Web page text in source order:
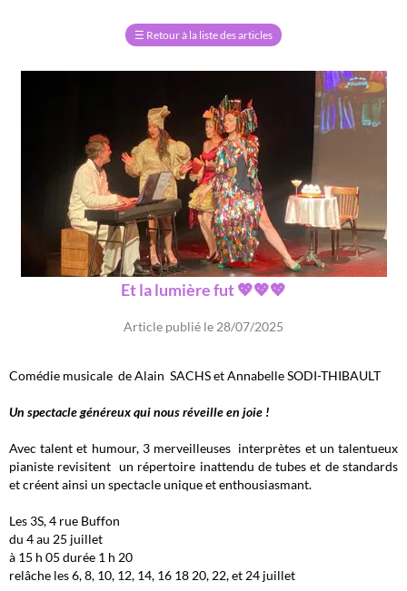
☰ Retour à la liste des articles
Et la lumière fut 💖💖💖
Article publié le 28/07/2025
Comédie musicale de Alain SACHS et Annabelle SODI-THIBAULT
Un spectacle généreux qui nous réveille en joie !
Avec talent et humour, 3 merveilleuses interprètes et un talentueux
pianiste revisitent un répertoire inattendu de tubes et de standards
et créent ainsi un spectacle unique et enthousiasmant.
Les 3S, 4 rue Buffon
du 4 au 25 juillet
à 15 h 05 durée 1 h 20
relâche les 6, 8, 10, 12, 14, 16 18 20, 22, et 24 juillet